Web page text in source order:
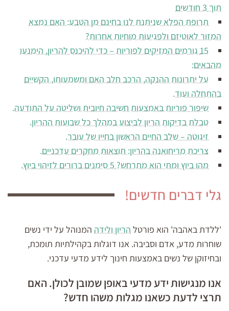
תוך 3 חודשים
תרופת הפלא שניתנת לנו בחינם מן הטבע: האם נמצא
המזור לאוטיזם ולפגיעות מוחיות אחרות?
15 גורמים המזיקים לפוריות – כדי להיכנס להריון, הימנעו
מהבאים:
על יתרונות ההנקה, הרכב חלב האם ומשמעותו, הקשיים
בהתחלה ועוד.
שיפור פוריות באמצעות חשיבה חיובית ושליטה על התודעה.
טבלת בדיקות הריון לביצוע במהלך כל שבועות ההריון.
זיגוטה – שלב החיים הראשון בחייו של עובר.
צריכת מריחואנה בהריון: תוצאות מחקרים עדכניים.
מהו ביוץ ומתי הוא מתרחש? 5 סימנים ברורים לזיהוי ביוץ.
גלי דברים חדשים!
'ללדת באהבה' הוא פורטל הריון ולידה המנוהל על ידי נשים
שוחרות מדע, אדם וסביבה. אנו דוגלות בקהילתיות תומכת,
ובחיזוקן של נשים באמצעות חינוך לידע מדעי עדכני.
אנו מנגישות ידע מדעי באופן שמובן לכולן. האם
תרצי לדעת כשאנו מגלות משהו חדש?